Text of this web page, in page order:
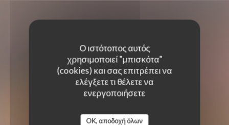
Ο ιστότοπος αυτός
χρησιμοποιεί "μπισκότα"
(cookies) και σας επιτρέπει να
ελέγξετε τι θέλετε να
ενεργοποιήσετε
OK, αποδοχή όλων